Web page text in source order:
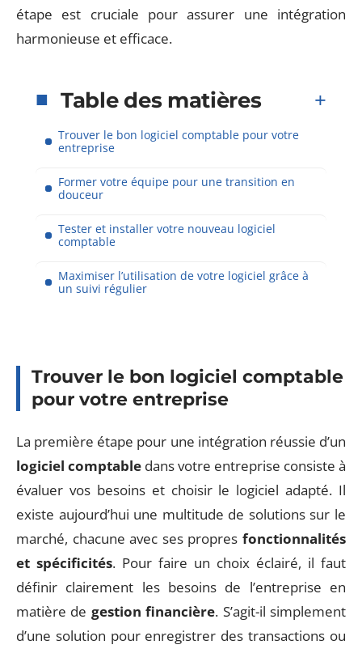
étape est cruciale pour assurer une intégration
harmonieuse et efficace.
Table des matières
Trouver le bon logiciel comptable pour votre
entreprise
Former votre équipe pour une transition en
douceur
Tester et installer votre nouveau logiciel
comptable
Maximiser l’utilisation de votre logiciel grâce à
un suivi régulier
Trouver le bon logiciel comptable
pour votre entreprise
La première étape pour une intégration réussie d’un
logiciel comptable dans votre entreprise consiste à
évaluer vos besoins et choisir le logiciel adapté. Il
existe aujourd’hui une multitude de solutions sur le
marché, chacune avec ses propres fonctionnalités
et spécificités. Pour faire un choix éclairé, il faut
définir clairement les besoins de l’entreprise en
matière de gestion financière. S’agit-il simplement
d’une solution pour enregistrer des transactions ou